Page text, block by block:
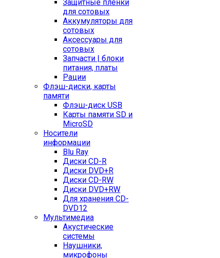
Защитные пленки
для сотовых
Аккумуляторы для
сотовых
Аксессуары для
сотовых
Запчасти | блоки
питания, платы
Рации
Флэш-диски, карты
памяти
Флэш-диск USB
Карты памяти SD и
MicroSD
Носители
информации
Blu Ray
Диски CD-R
Диски DVD+R
Диски CD-RW
Диски DVD+RW
Для хранения CD-
DVD12
Мультимедиа
Акустические
системы
Наушники,
микрофоны